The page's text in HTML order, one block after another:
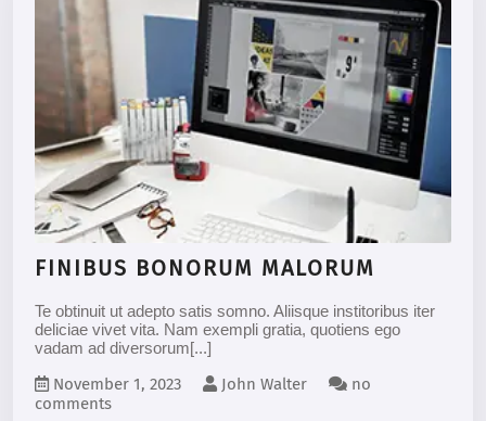
FINIBUS BONORUM MALORUM
Te obtinuit ut adepto satis somno. Aliisque institoribus iter
deliciae vivet vita. Nam exempli gratia, quotiens ego
vadam ad diversorum[...]
November 1, 2023 John Walter
no
comments